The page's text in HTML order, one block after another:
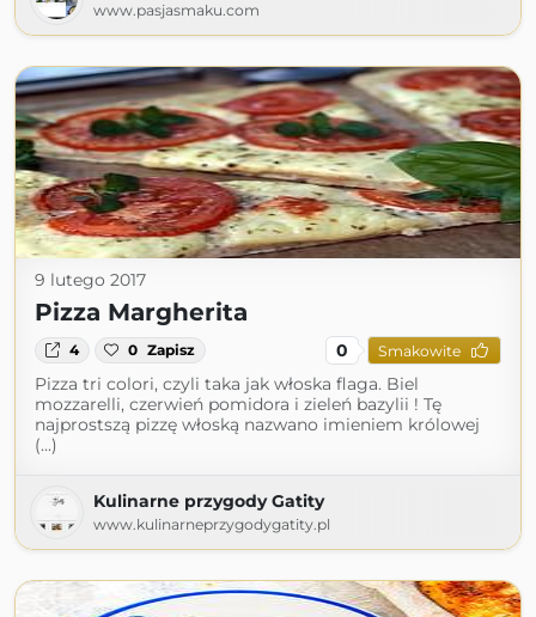
www.pasjasmaku.com
9 lutego 2017
Pizza Margherita
4 0 Zapisz 0 Smakowite
Pizza tri colori, czyli taka jak włoska flaga. Biel
mozzarelli, czerwień pomidora i zieleń bazylii ! Tę
najprostszą pizzę włoską nazwano imieniem królowej
(...)
Kulinarne przygody Gatity
www.kulinarneprzygodygatity.pl